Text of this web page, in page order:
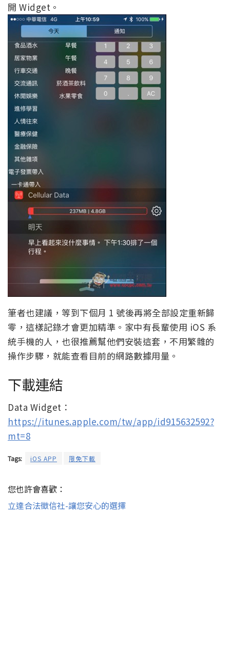
開 Widget。
筆者也建議，等到下個月 1 號後再將全部設定重新歸
零，這樣記錄才會更加精準。家中有長輩使用 iOS 系
統手機的人，也很推薦幫他們安裝這套，不用繁雜的
操作步驟，就能查看目前的網路數據用量。
下載連結
Data Widget：
https://itunes.apple.com/tw/app/id915632592?
mt=8
Tags: iOS APP 限免下載
您也許會喜歡：
立達合法徵信社-讓您安心的選擇